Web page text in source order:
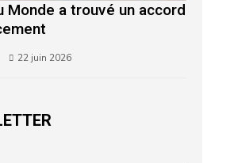
Monde a trouvé un accord
22 juin 2026